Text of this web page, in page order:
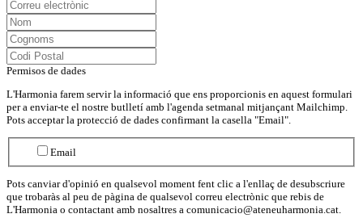
Permisos de dades
L'Harmonia farem servir la informació que ens proporcionis en aquest formulari
per a enviar-te el nostre butlletí amb l'agenda setmanal mitjançant Mailchimp.
Pots acceptar la protecció de dades confirmant la casella "Email".
Email
Pots canviar d'opinió en qualsevol moment fent clic a l'enllaç de desubscriure
que trobaràs al peu de pàgina de qualsevol correu electrònic que rebis de
L'Harmonia o contactant amb nosaltres a comunicacio@ateneuharmonia.cat.